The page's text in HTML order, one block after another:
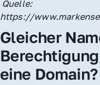
https://
Gleicher
eine Domain?